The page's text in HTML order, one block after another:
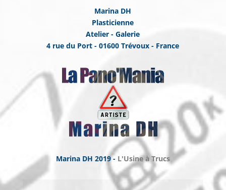
Marina DH
Plasticienne
Atelier - Galerie
4 rue du Port - 01600 Trévoux - France
Marina DH 2019 - L'Usine à Trucs